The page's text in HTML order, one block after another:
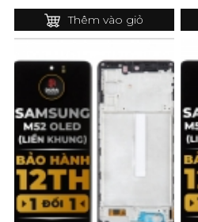
Thêm vào giỏ